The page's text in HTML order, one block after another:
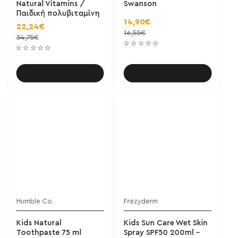
Natural Vitamins /
Παιδική πολυβιταμίνη
22,24€
34,75€
Swanson
14,90€
16,55€
Humble Co.
Kids Natural
Toothpaste 75 ml
Frezyderm
Kids Sun Care Wet Skin
Spray SPF50 200ml -